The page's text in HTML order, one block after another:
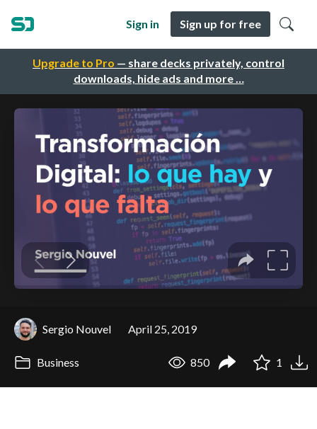
Upgrade to Pro — share decks privately, control
downloads, hide ads and more …
Sign in Sign up for free
Sergio Nouvel April 25, 2019
Business 850 1